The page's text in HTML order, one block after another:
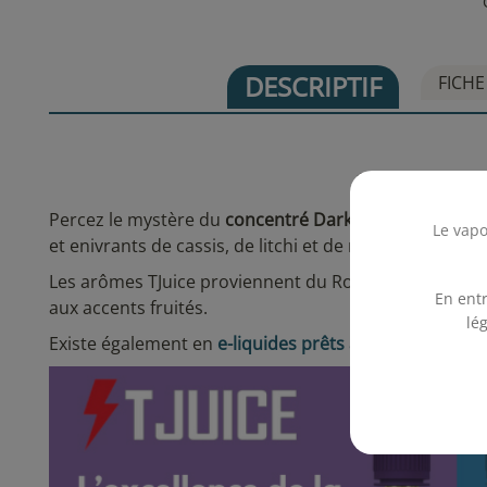
Le
En
DESCRIPTIF
Concentré
Percez le mystère du concentré Dark Enigma
et de
et enivrants de cassis, de litchi et de menthe.
Les arômes TJuice proviennent du Royaume-Uni. La
aux accents fruités.
Existe également en e-liquides prêts à vaper TJuice